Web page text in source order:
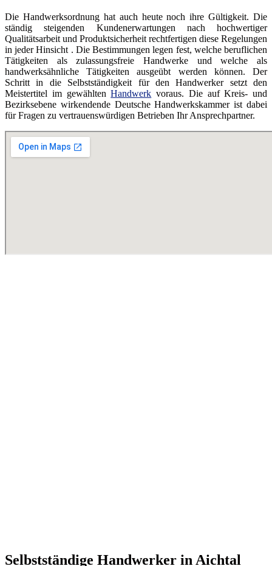
Die Handwerksordnung hat auch heute noch ihre Gültigkeit. Die
ständig steigenden Kundenerwartungen nach hochwertiger
Qualitätsarbeit und Produktsicherheit rechtfertigen diese Regelungen
in jeder Hinsicht . Die Bestimmungen legen fest, welche beruflichen
Tätigkeiten als zulassungsfreie Handwerke und welche als
handwerksähnliche Tätigkeiten ausgeübt werden können. Der
Schritt in die Selbstständigkeit für den Handwerker setzt den
Meistertitel im gewähltenHandwerk voraus. Die auf Kreis- und
Bezirksebene wirkendende Deutsche Handwerkskammer ist dabei
für Fragen zu vertrauenswürdigen Betrieben Ihr Ansprechpartner.
Selbstständige Handwerker in Aichtal